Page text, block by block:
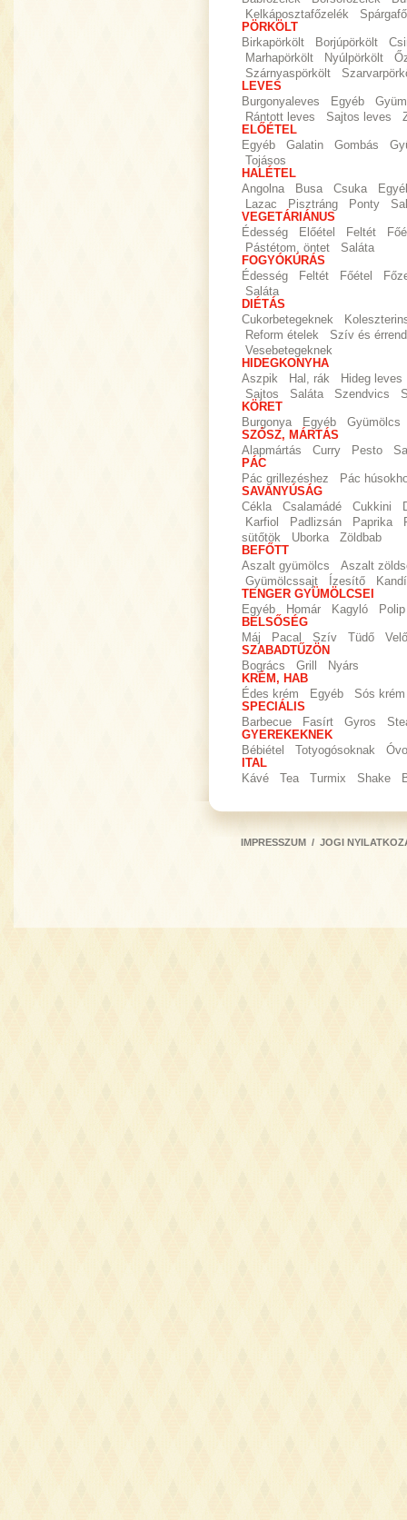
Kelkáposztafőzelék
PÖRKÖLT
Birkapörkölt
Borjúpörkölt
Marhapörkölt
Nyúlpörkölt
Szárnyaspörkölt
LEVES
Burgonyaleves
Egyéb
Rántott leves
Sajtos leves
ELŐÉTEL
Egyéb
Galatin Gombás
Tojásos
HALÉTEL
Angolna
Busa Csuka
Lazac
Pisztráng Ponty
VEGETÁRIÁNUS
Édesség
Előétel Feltét
Pástétom, öntet
Saláta
FOGYÓKÚRÁS
Édesség
Feltét Főétel
Saláta
DIÉTÁS
Cukorbetegeknek
Reform ételek
Szív és
Vesebetegeknek
HIDEGKONYHA
Aszpik
Hal, rák
Hideg leves
Sajtos
Saláta Szendvics
KÖRET
Burgonya
Egyéb
Gyümölcs
SZÓSZ, MÁRTÁS
Alapmártás
Curry Pesto
PÁC
Pác grillezéshez
Pác
SAVANYÚSÁG
Cékla
Csalamádé Cukkini
Karfiol
Padlizsán Paprika
sütőtök
Uborka
Zöldbab
BEFŐTT
Aszalt gyümölcs
Aszalt
Gyümölcssajt
Ízesítő
TENGER GYÜMÖLCSEI
Egyéb
Homár Kagyló
Polip
BELSŐSÉG
Máj
Pacal Szív Tüdő
Velő
SZABADTŰZÖN
Bogrács
Grill
Nyárs
KRÉM, HAB
Édes krém
Egyéb
Sós krém
SPECIÁLIS
Barbecue
Fasírt Gyros
GYEREKEKNEK
Bébiétel
Totyogósoknak
ITAL
Kávé
Tea Turmix Shake
IMPRESSZUM / JOGI